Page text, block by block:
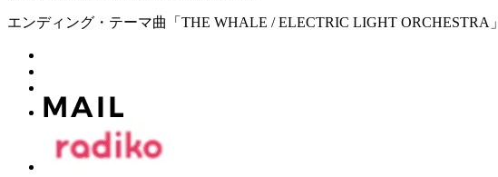
エンディング・テーマ曲「THE WHALE / ELECTRIC LIGHT ORCHESTRA」